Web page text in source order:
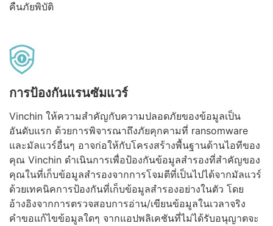
คืนภัยพิบัติ
การป้องกันแรนซัมแวร์
Vinchin ให้ความสำคัญกับความปลอดภัยของข้อมูลเป็น
อันดับแรก ด้วยการพิจารณาถึงภัยคุกคามที่ ransomware
และมัลแวร์อื่นๆ อาจก่อให้กับโครงสร้างพื้นฐานด้านไอทีของ
คุณ Vinchin ดำเนินการเพื่อป้องกันข้อมูลสำรองที่สำคัญของ
คุณในที่เก็บข้อมูลสำรองจากการโจมตีที่เป็นไปได้จากมัลแวร์
ด้วยเทคนิคการป้องกันที่เก็บข้อมูลสำรองอย่างในตัว โดย
อ้างอิงจากการตรวจสอบการอ่าน/เขียนข้อมูลในเวลาจริง
คำขอแก้ไขข้อมูลใดๆ จากแอปพลิเคชันที่ไม่ได้รับอนุญาตจะ